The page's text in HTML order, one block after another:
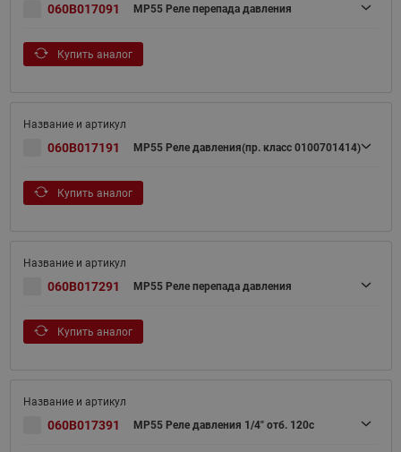
060B017091 MP55 Реле перепада давления
Купить аналог
060B017191 MP55 Реле давления(пр. класс 0100701414)
Купить аналог
060B017291 MP55 Реле перепада давления
Купить аналог
060B017391 MP55 Реле давления 1/4" отб. 120с